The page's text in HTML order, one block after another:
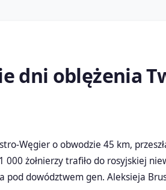
dni oblężenia
Węgier o obwodzie 45 km,
żołnierzy trafiło do rosyjskiej
pod dowództwem gen. Aleksieja